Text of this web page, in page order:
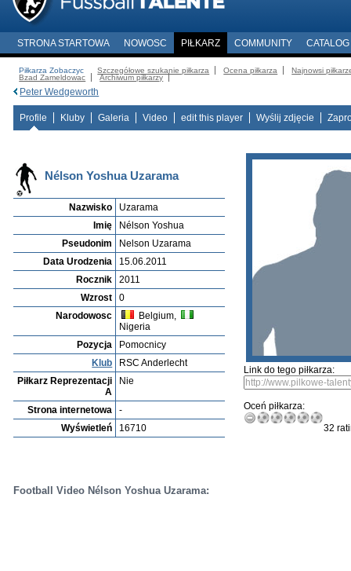
STRONA STARTOWA NOWOSC PIŁKARZ COMMUNITY CATALOG
Piłkarza Zobaczyc Szczegółowe szukanie piłkarza Ocena piłkarza
Najnowsi
Bzad Zameldowac
Archiwum piłkarzy
Peter Wedgeworth
Profile Kluby Galeria Video edit this player Wyślij zdjęcie
Nélson Yoshua Uzarama
Nazwisko
Uzarama
Imię
Nélson Yoshua
Pseudonim
Nelson Uzarama
Data Urodzenia
15.06.2011
Rocznik
2011
Wzrost
0
Narodowosc
Belgium,
Nigeria
Pozycja
Pomocnicy
Klub
RSC Anderlecht
Piłkarz Reprezentacji
A
Nie
Strona internetowa
-
Wyświetleń
16710
Link do tego piłkarza:
Oceń piłkarza:
32
Football Video Nélson Yoshua Uzarama: